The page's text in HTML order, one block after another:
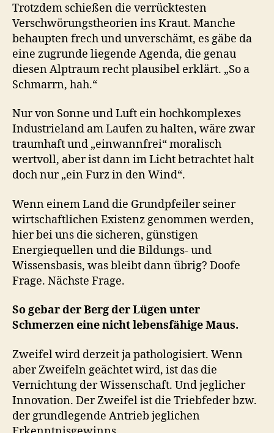
Trotzdem schießen die verrücktesten
Verschwörungstheorien ins Kraut. Manche
behaupten frech und unverschämt, es gäbe da
eine zugrunde liegende Agenda, die genau
diesen Alptraum recht plausibel erklärt. „So a
Schmarrn, hah.“
Nur von Sonne und Luft ein hochkomplexes
Industrieland am Laufen zu halten, wäre zwar
traumhaft und „einwannfrei“ moralisch
wertvoll, aber ist dann im Licht betrachtet halt
doch nur „ein Furz in den Wind“.
Wenn einem Land die Grundpfeiler seiner
wirtschaftlichen Existenz genommen werden,
hier bei uns die sicheren, günstigen
Energiequellen und die Bildungs- und
Wissensbasis, was bleibt dann übrig? Doofe
Frage. Nächste Frage.
So gebar der Berg der Lügen unter
Schmerzen eine nicht lebensfähige Maus.
Zweifel wird derzeit ja pathologisiert. Wenn
aber Zweifeln geächtet wird, ist das die
Vernichtung der Wissenschaft. Und jeglicher
Innovation. Der Zweifel ist die Triebfeder bzw.
der grundlegende Antrieb jeglichen